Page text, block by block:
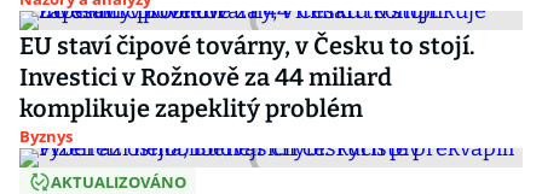
EU staví čipové továrny, v Česku to stojí.
Investici v Rožnově za 44 miliard
komplikuje zapeklitý problém
Byznys
AKTUALIZOVÁNO